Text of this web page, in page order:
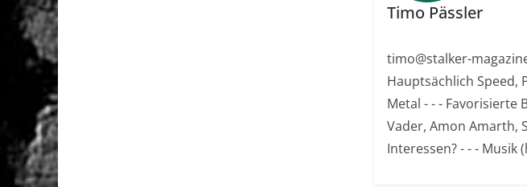
Timo Pässler
timo@stalker-
Hauptsächlich Speed,
Metal - - - Favorisierte
Vader, Amon Amarth,
Interessen? - - - Musik